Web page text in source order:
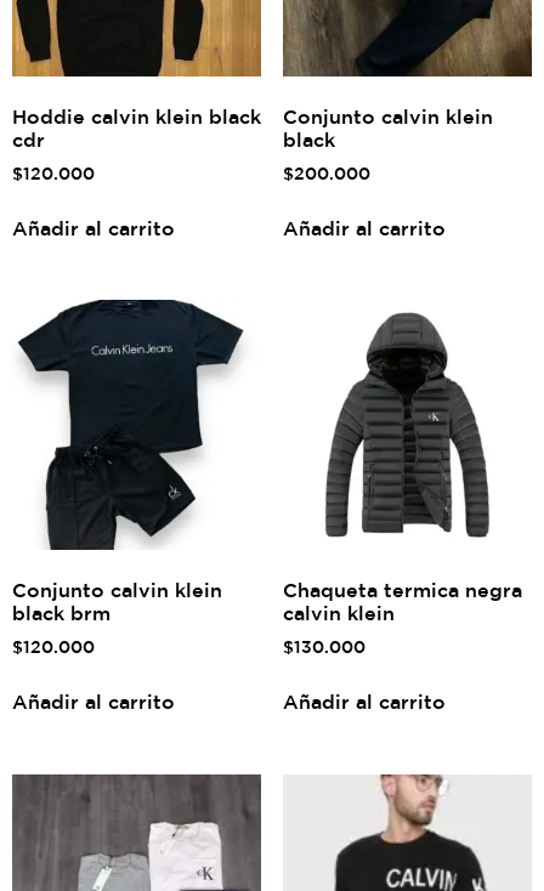
Hoddie calvin klein black
cdr
$120.000
Añadir al carrito
Conjunto calvin klein
black
$200.000
Añadir al carrito
Conjunto calvin klein
black brm
$120.000
Añadir al carrito
Chaqueta termica negra
calvin klein
$130.000
Añadir al carrito